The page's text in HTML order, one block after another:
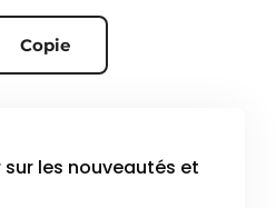
Copie
les nouveautés et